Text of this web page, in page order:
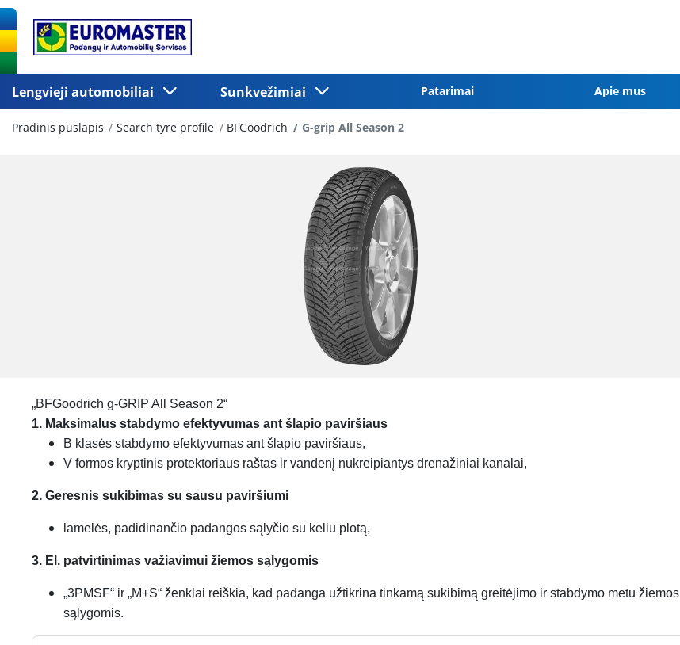
Lengvieji automobiliai Sunkvežimiai Patarimai Apie mus
Pradinis puslapis Search tyre profile BFGoodrich G-grip All Season 2
„BFGoodrich g-GRIP All Season 2“
1. Maksimalus stabdymo efektyvumas ant šlapio paviršiaus
B klasės stabdymo efektyvumas ant šlapio paviršiaus,
V formos kryptinis protektoriaus raštas ir vandenį nukreipiantys drenažiniai kanalai,
2. Geresnis sukibimas su sausu paviršiumi
lamelės, padidinančio padangos sąlyčio su keliu plotą,
3. El. patvirtinimas važiavimui žiemos sąlygomis
„3PMSF“ ir „M+S“ ženklai reiškia, kad padanga užtikrina tinkamą sukibimą greitėjimo ir stabdymo metu žiemos
sąlygomis.